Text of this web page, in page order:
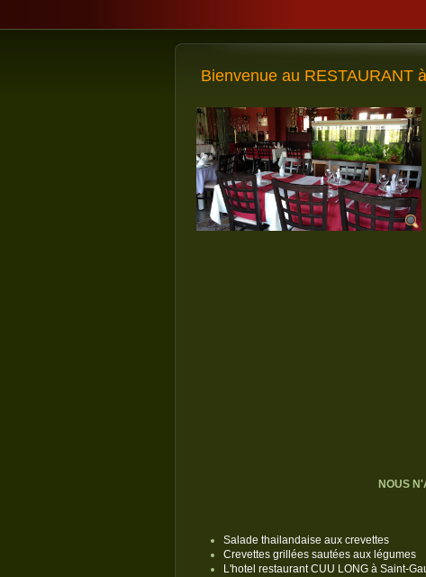
Bienvenue au RESTAURANT
NOUS
Salade thailandaise aux crevettes
Crevettes grillées sautées aux légumes
L'hotel restaurant CUU LONG à Saint-